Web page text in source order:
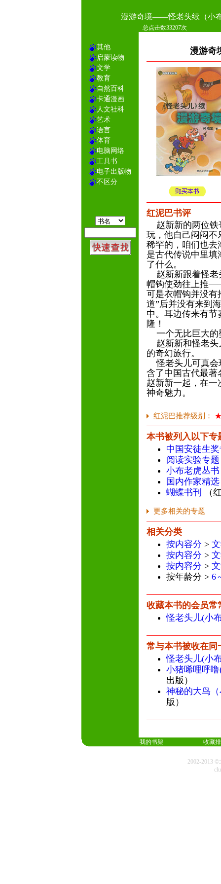
漫游奇境——怪老头续（小
总点击数33207次
其他
启蒙读物
文学
教育
自然百科
卡通漫画
人文社科
艺术
语言
体育
电脑网络
工具书
电子出版物
不区分
漫游奇
红泥巴书评
赵新新的两位铁
玩，他自己闷闷不
稀罕的，咱们也去
是古代传说中里
了什么。
赵新新跟着怪老
帽钩使劲往上推
可是衣帽钩并没有
道”后并没有来到
中。耳边传来有
隆！
一个无比巨大
赵新新和怪老头
的奇幻旅行。
怪老头儿可真会
含了中国古代最著
赵新新一起，在
神奇魅力。
红泥巴推荐级别：
本书被列入以下专
中国安徒生
阅读实验专题
小布老虎丛书
国内作家精选
蝴蝶书刊
（
更多相关的专题
相关分类
按内容分 >
按内容分 >
按内容分 >
按年龄分 > 6
收藏本书的会员常
怪老头儿(小
常与本书被收在同
怪老头儿(小
小猪唏哩呼
出版）
神秘的大鸟
版）
我的书架 收藏
2002-2013